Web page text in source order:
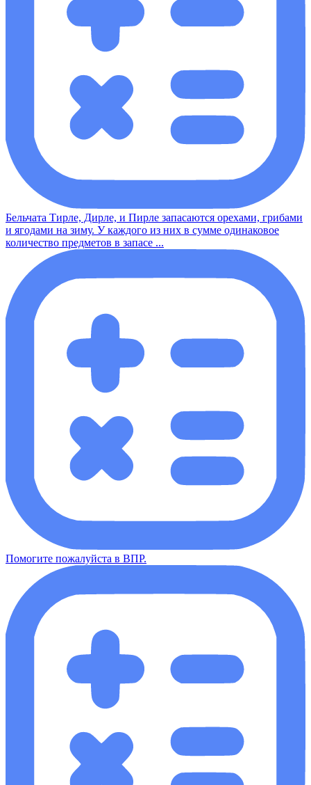
Бельчата Тирле, Дирле, и Пирле запасаются орехами, грибами
и ягодами на зиму. У каждого из них в сумме одинаковое
количество предметов в запасе ...
Помогите пожалуйста в ВПР.